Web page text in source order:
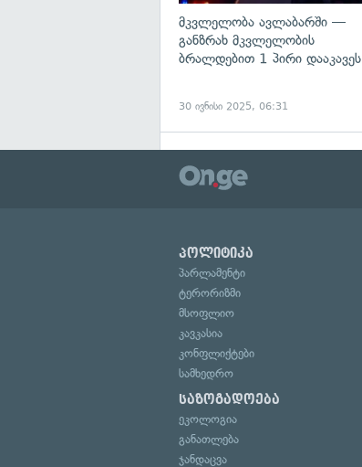
მკვლელობა ავლაბარში —
განზრახ მკვლელობის
ბრალდებით 1 პირი დააკავეს
30 ივნისი 2025, 06:31
პოლიტიკა
პარლამენტი
ტერორიზმი
მსოფლიო
კავკასია
კონფლიქტები
სამხედრო
საზოგადოება
ეკოლოგია
განათლება
ჯანდაცვა